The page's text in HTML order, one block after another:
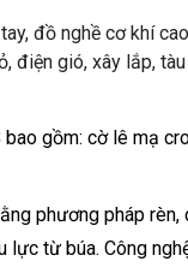
đồ nghề cơ khí
điện gió, xây lắp,
bao gồm: cờ lê mạ
phương pháp
từ búa. Công